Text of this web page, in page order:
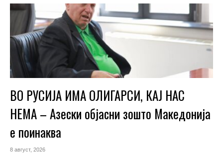
ВО РУСИЈА ИМА ОЛИГАРСИ, КАЈ НАС
НЕМА – Азески објасни зошто Македонија
е поинаква
8 август, 2026